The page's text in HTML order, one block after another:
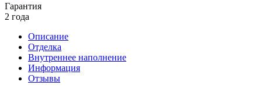
Гарантия
2 года
Описание
Отделка
Внутреннее наполнение
Информация
Отзывы